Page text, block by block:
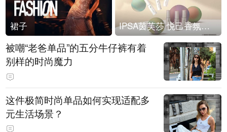
裙子 IPSA茵芙莎 悦己香氛凝露上市
被嘲“老爸单品”的五分牛仔裤有着
别样的时尚魔力
这件极简时尚单品如何实现适配多
元生活场景？